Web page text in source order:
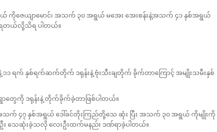
ဇေယျာမောင်၊ အသက် ၃၀ အရွယ် မအေး အေးစန်းနဲ့အသက် ၄၁ နှစ်အရွယ်
ရတယ်လို့သိရ ပါတယ်။
၁ ရက် နှစ်ရက်ဆက်တိုက် ဒရုန်းနဲ့ ဗုံးသီးချတိုက် ခိုက်တာကြောင့် အမျိုးသမီးနှစ်
တွေကို ဒရုန်းနဲ့ တိုက်ခိုက်ခဲ့တာဖြစ်ပါတယ်။
က် ၄၇ နှစ်အရွယ် ဒေါ်ခင်တိုးကြည်တို့သေ ဆုံး ပြီး အသက် ၃၀ အရွယ် ကိုမျိုးကို
း သေဆုံးခဲ့သလို လေးဦးထက်မနည်း ဒဏ်ရာခဲ့ပါတယ်။